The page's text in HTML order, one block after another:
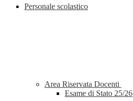
Personale scolastico
Area Riservata Docenti
Esame di Stato 25/26